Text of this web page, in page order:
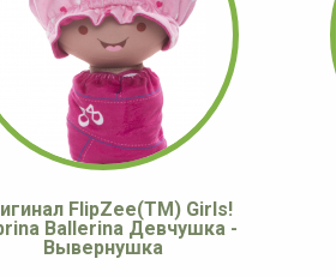
FlipZee(TM) Girls!
Ballerina Девчушка -
Вывернушка